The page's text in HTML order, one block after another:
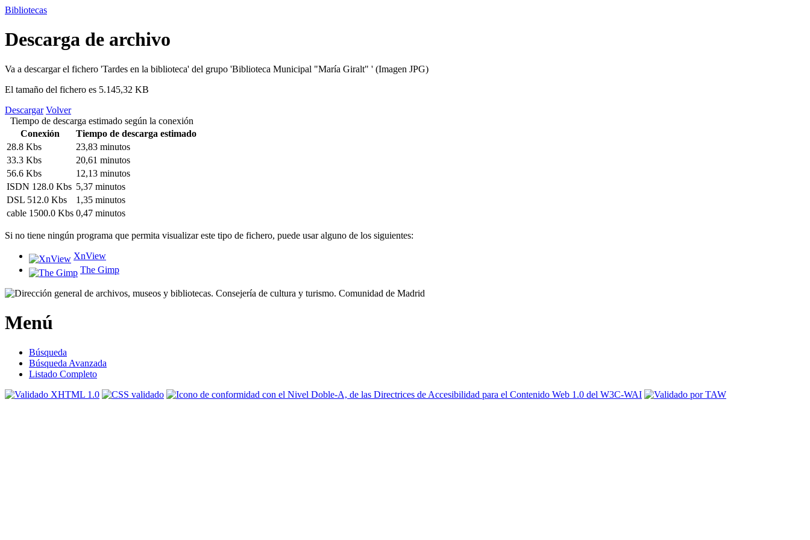
Bibliotecas
Descarga de archivo
Va a descargar el fichero 'Tardes en la biblioteca' del grupo 'Biblioteca Municipal "María Giralt" ' (Imagen JPG)
El tamaño del fichero es 5.145,32 KB
Descargar Volver
Tiempo de descarga estimado según la conexión
Conexión
Tiempo de descarga estimado
28.8 Kbs
23,83 minutos
33.3 Kbs
20,61 minutos
56.6 Kbs
12,13 minutos
ISDN 128.0 Kbs 5,37 minutos
DSL 512.0 Kbs
1,35 minutos
cable 1500.0 Kbs 0,47 minutos
Si no tiene ningún programa que permita visualizar este tipo de fichero, puede usar alguno de los siguientes:
XnView
The Gimp
Menú
Búsqueda
Búsqueda Avanzada
Listado Completo